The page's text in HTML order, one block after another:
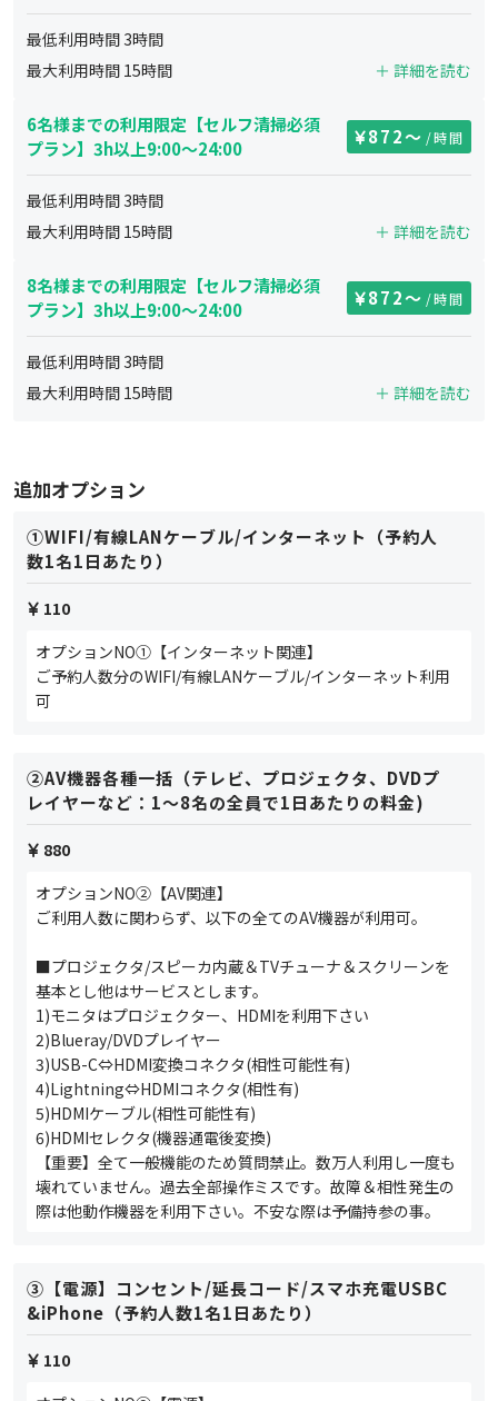
最低利用時間 3時間
最大利用時間 15時間 ＋ 詳細を読む
6名様までの利用限定【セルフ清掃必須
プラン】3h以上9:00～24:00
872〜 /時間
最低利用時間 3時間
最大利用時間 15時間 ＋ 詳細を読む
8名様までの利用限定【セルフ清掃必須
プラン】3h以上9:00～24:00
872〜 /時間
最低利用時間 3時間
最大利用時間 15時間 ＋ 詳細を読む
追加オプション
①WIFI/有線LANケーブル/インターネット（予約人
数1名1日あたり）
110
オプションNO①【インターネット関連】
ご予約人数分のWIFI/有線LANケーブル/インターネット利用
可
②AV機器各種一括（テレビ、プロジェクタ、DVDプ
レイヤーなど：1～8名の全員で1日あたりの料金)
880
オプションNO②【AV関連】
ご利用人数に関わらず、以下の全てのAV機器が利用可。
■プロジェクタ/スピーカ内蔵＆TVチューナ＆スクリーンを
基本とし他はサービスとします。
1)モニタはプロジェクター、HDMIを利用下さい
2)Blueray/DVDプレイヤー
3)USB-C⇔HDMI変換コネクタ(相性可能性有)
4)Lightning⇔HDMIコネクタ(相性有)
5)HDMIケーブル(相性可能性有)
6)HDMIセレクタ(機器通電後変換)
【重要】全て一般機能のため質問禁止。数万人利用し一度も
壊れていません。過去全部操作ミスです。故障＆相性発生の
際は他動作機器を利用下さい。不安な際は予備持参の事。
③【電源】コンセント/延長コード/スマホ充電USBC
&iPhone（予約人数1名1日あたり）
110